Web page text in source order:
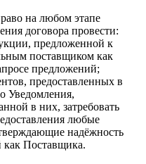
на любом этапе
договора провести:
предложенной к
поставщиком как
предложений;
предоставленных в
Уведомления,
в них, затребовать
любые
надёжность
как Поставщика.